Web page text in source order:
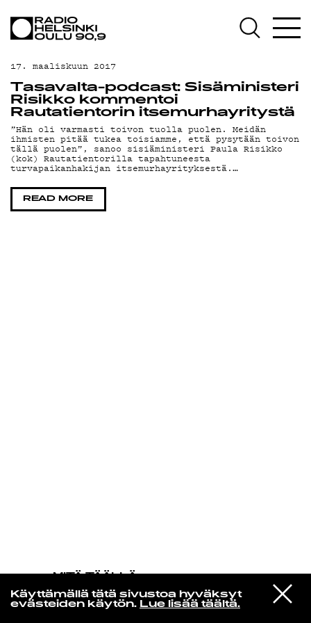
Käyttämällä tätä sivustoa hyväksyt
evästeiden käytön. Lue lisää täältä.
VIESTI
STUDIOON
MITÄ TÄÄLLÄ
Efterklang
Balancing Stones
AJANKOHTAISTA
OHJELMAT
TEKIJÄT
ON-DEMAND
PODCAST
MAINOSTA
YHTEYSTIEDOT
17. maaliskuun 2017
Tasavalta-podcast: Sisäministeri
Risikko kommentoi
Rautatientorin itsemurhayritystä
”Hän oli varmasti toivon tuolla puolen. Meidän
ihmisten pitää tukea toisiamme, että pysytään toivon
tällä puolen”, sanoo sisiäministeri Paula Risikko
(kok) Rautatientorilla tapahtuneesta
turvapaikanhakijan itsemurhayrityksestä.…
READ MORE